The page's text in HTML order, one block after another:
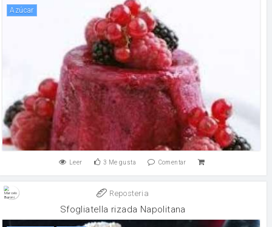
Azúcar
Leer 3 Me gusta Comentar
Reposteria
Sfogliatella rizada Napolitana